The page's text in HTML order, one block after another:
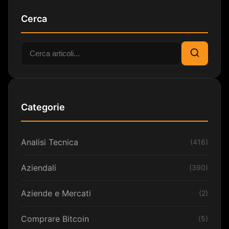
Cerca
Cerca:
Cerca
Categorie
Analisi Tecnica (416)
Aziendali (390)
Aziende e Mercati (2)
Comprare Bitcoin (5)